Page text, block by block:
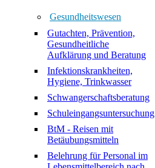
Gesundheitswesen
Gutachten, Prävention,
Gesundheitliche
Aufklärung und Beratung
Infektionskrankheiten,
Hygiene, Trinkwasser
Schwangerschaftsberatung
Schuleingangsuntersuchung
BtM - Reisen mit
Betäubungsmitteln
Belehrung für Personal im